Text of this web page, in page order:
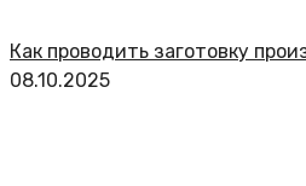
Как проводить заготовку
08.10.2025